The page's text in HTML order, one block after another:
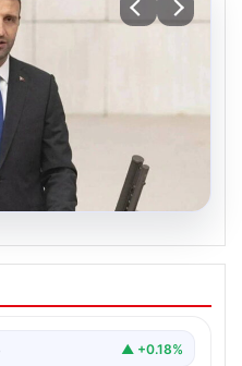
sözler! Barınma
tuttu
Üzerine Tartışmalar",
▲ +0.18%